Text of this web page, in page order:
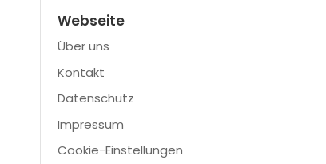
Webseite
Über uns
Kontakt
Datenschutz
Impressum
Cookie-Einstellungen